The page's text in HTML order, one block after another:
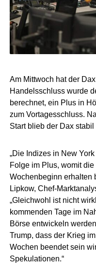
Am Mittwoch hat der
Handelsschluss wurde
berechnet, ein Plus in
zum Vortagesschluss.
Start blieb der Dax stabil
„Die Indizes in New
Folge im Plus, womit
Wochenbeginn erhalten
Lipkow, Chef-
„Gleichwohl ist nicht
kommenden Tage im
Börse entwickeln
Trump, dass der Krieg
Wochen beendet sein
Spekulationen.“